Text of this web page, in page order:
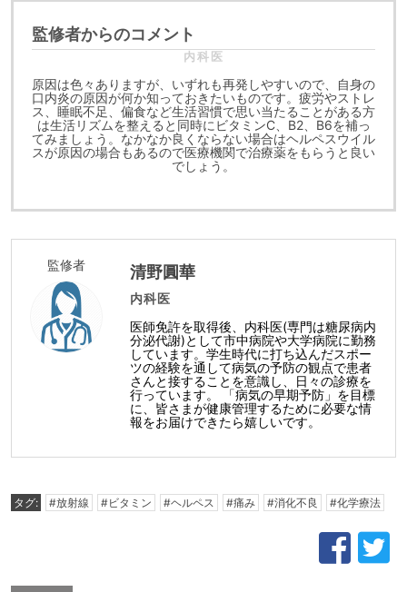
監修者からのコメント
内科医
原因は色々ありますが、いずれも再発しやすいので、自身の
口内炎の原因が何か知っておきたいものです。疲労やストレ
ス、睡眠不足、偏食など生活習慣で思い当たることがある方
は生活リズムを整えると同時にビタミンC、B2、B6を補っ
てみましょう。なかなか良くならない場合はヘルペスウイル
スが原因の場合もあるので医療機関で治療薬をもらうと良い
でしょう。
監修者 清野圓華
内科医
医師免許を取得後、内科医(専門は糖尿病内
分泌代謝)として市中病院や大学病院に勤務
しています。学生時代に打ち込んだスポー
ツの経験を通して病気の予防の観点で患者
さんと接することを意識し、日々の診療を
行っています。 「病気の早期予防」を目標
に、皆さまが健康管理するために必要な情
報をお届けできたら嬉しいです。
タグ: #放射線 #ビタミン #ヘルペス #痛み #消化不良 #化学療法